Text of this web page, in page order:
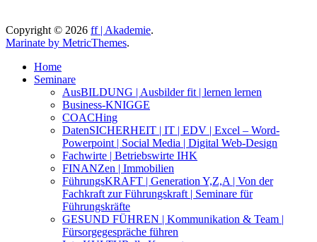
Copyright © 2026 ff | Akademie.
Marinate by MetricThemes.
Home
Seminare
AusBILDUNG | Ausbilder fit | lernen lernen
Business-KNIGGE
COACHing
DatenSICHERHEIT | IT | EDV | Excel – Word-
Powerpoint | Social Media | Digital Web-Design
Fachwirte | Betriebswirte IHK
FINANZen | Immobilien
FührungsKRAFT | Generation Y,Z,A | Von der
Fachkraft zur Führungskraft | Seminare für
Führungskräfte
GESUND FÜHREN | Kommunikation & Team |
Fürsorgegespräche führen